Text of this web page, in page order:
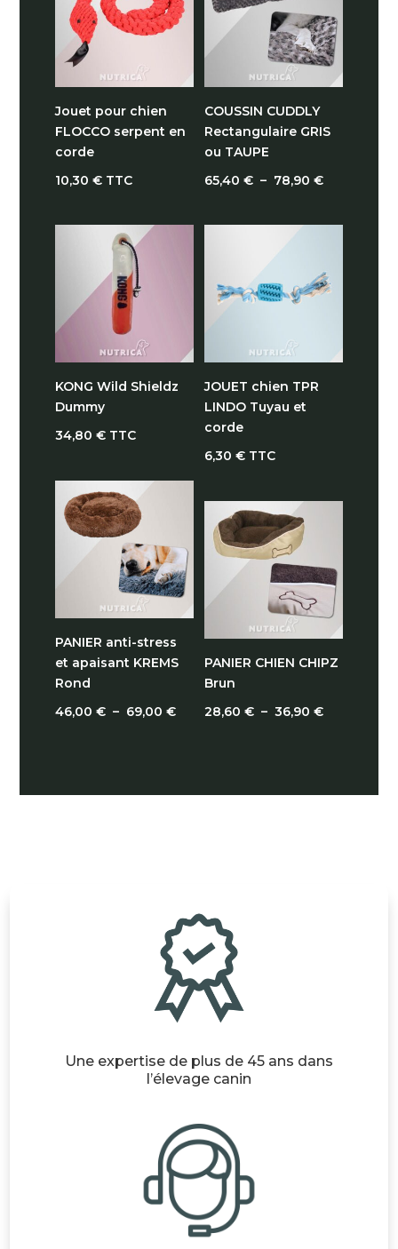
11,70 €
Jouet pour chien
FLOCCO serpent en
corde
10,30€ TTC
COUSSIN CUDDLY
Rectangulaire GRIS
ou TAUPE
65,40€ – 78,90€Plage
prix :
à
78,90 €
KONG Wild Shieldz
Dummy
34,80€ TTC
JOUET chien TPR
LINDO Tuyau et
corde
6,30€ TTC
PANIER anti-stress
et apaisant KREMS
Rond
46,00€ – 69,00€Plage
PANIER CHIEN CHIPZ
Brun
28,60€ – 36,90€Plage
Une expertise de plus de 45 ans dans
l’élevage canin